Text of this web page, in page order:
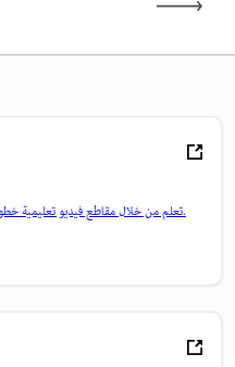
تعلم من خلال مقاطع فيديو تعليمية خطوة بخطوة وإرشادات عملية مباشرة داخل التطبيق.